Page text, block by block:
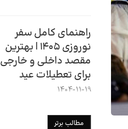
راهنمای کامل سفر
نوروزی ۱۴۰۵ | بهترین
مقصد داخلی و خارجی
برای تعطیلات عید
1404-11-19
مطالب برتر